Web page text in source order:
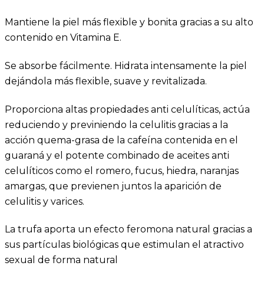
Mantiene la piel más flexible y bonita gracias a su alto
contenido en Vitamina E.
Se absorbe fácilmente. Hidrata intensamente la piel
dejándola más flexible, suave y revitalizada.
Proporciona altas propiedades anti celulíticas, actúa
reduciendo y previniendo la celulitis gracias a la
acción quema-grasa de la cafeína contenida en el
guaraná y el potente combinado de aceites anti
celulíticos como el romero, fucus, hiedra, naranjas
amargas, que previenen juntos la aparición de
celulitis y varices.
La trufa aporta un efecto feromona natural gracias a
sus partículas biológicas que estimulan el atractivo
sexual de forma natural